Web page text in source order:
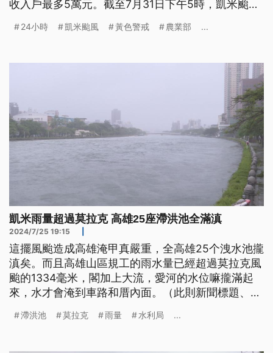
收入戶最多5萬元。截至7月31日下午5時，凱米颱風
賠、技術輔導加速凱米災後農業復建。
24小時 凱米颱風 黃色警戒 農業部 ...
凱米雨量超過莫拉克 高雄25座滯洪池全滿滇
2024/7/25 19:15
這擺風颱造成高雄淹甲真嚴重，全高雄25个洩水池攏
滇矣。而且高雄山區規工的雨水量已經超過莫拉克風
颱的1334毫米，閣加上大流，愛河的水位嘛攏滿起
來，水才會淹到車路和厝內面。（此則新聞標題、導
滯洪池 莫拉克 雨量 水利局 ...